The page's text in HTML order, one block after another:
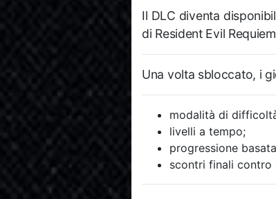
Il DLC diventa
di Resident Evil Requiem
Una volta sbloccato, i
modalità di
livelli a tempo;
progressione
scontri finali contro